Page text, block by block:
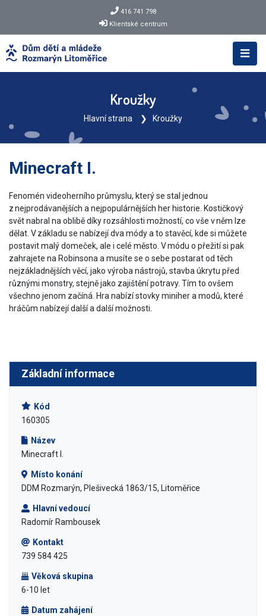
416 741 798
Klientské centrum
Kroužky
Hlavní strana Kroužky
Minecraft I.
Fenomén videoherního průmyslu, který se stal jednou
z nejprodávanějších a nejpopulárnějších her historie. Kostičkový
svět nabral na oblibě díky rozsáhlosti možností, co vše v něm lze
dělat. V základu se nabízejí dva módy a to stavěcí, kde si můžete
postavit malý domeček, ale i celé město. V módu o přežití si pak
zahrajete na Robinsona a musíte se o sebe postarat od těch
nejzákladnějších věcí, jako výroba nástrojů, stavba úkrytu před
různými monstry, stejně jako zajištění potravy. Tím to ovšem
všechno jenom začíná. Hra nabízí stovky miniher a modů, které
hráčům nabízejí další a další možnosti.
Základní informace
Kód
160305
Název
Minecraft I.
Místo konání
DDM Rozmarýn, Plešivecká 1863/15, Litoměřice
Hlavní vedoucí
Radomír Rambousek
Kontakt
739 584 425
Věková skupina
6-10 let
Datum zahájení